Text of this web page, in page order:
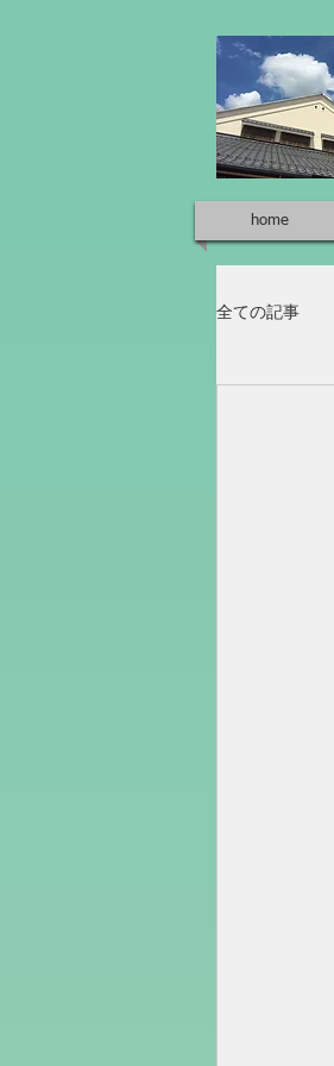
home
全ての記事